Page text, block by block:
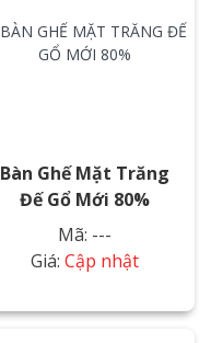
Bàn Ghế Mặt Trăng
Đế Gổ Mới 80%
Mã: ---
Giá: Cập nhật